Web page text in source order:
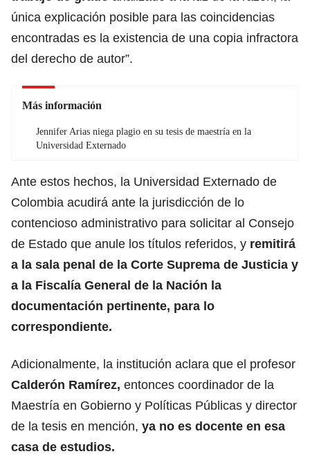
única explicación posible para las coincidencias
encontradas es la existencia de una copia infractora
del derecho de autor”.
Más información
Jennifer Arias niega plagio en su tesis de maestría en la
Universidad Externado
Ante estos hechos, la Universidad Externado de
Colombia acudirá ante la jurisdicción de lo
contencioso administrativo para solicitar al Consejo
de Estado que anule los títulos referidos, y remitirá
a la sala penal de la Corte Suprema de Justicia y
a la Fiscalía General de la Nación la
documentación pertinente, para lo
correspondiente.
Adicionalmente, la institución aclara que el profesor
Calderón Ramírez, entonces coordinador de la
Maestría en Gobierno y Políticas Públicas y director
de la tesis en mención, ya no es docente en esa
casa de estudios.